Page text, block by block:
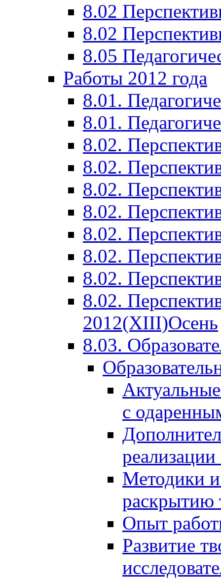
8.02
8.02
8.05
Работы 2012 года
8.01.
8.01.
8.02.
8.02.
8.02.
8.02.
8.02.
8.02.
8.02.
8.02.
2012(XIII)Осень
8.03.
с
Методики
раскрытию
Опыт
Развитие